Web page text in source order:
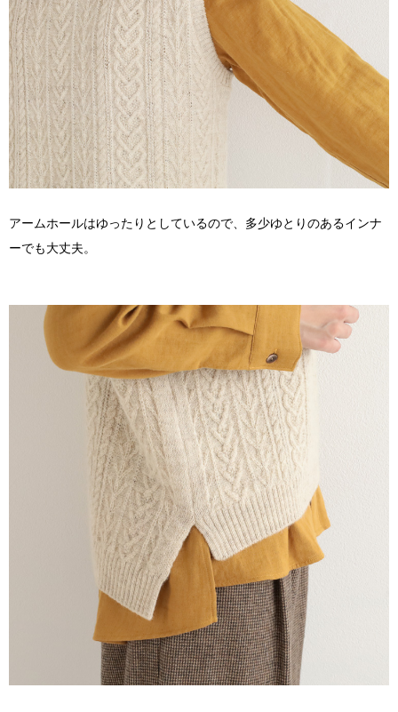
アームホールはゆったりとしているので、多少ゆとりのあるインナ
ーでも大丈夫。